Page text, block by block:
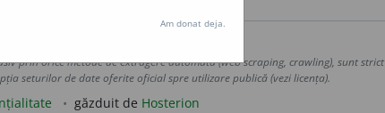
prin orice metode de extragere automată (web scraping, crawling), sunt strict
seturilor de date oferite oficial spre utilizare publică (vezi licența).
găzduit de Hosterion
Am donat deja.